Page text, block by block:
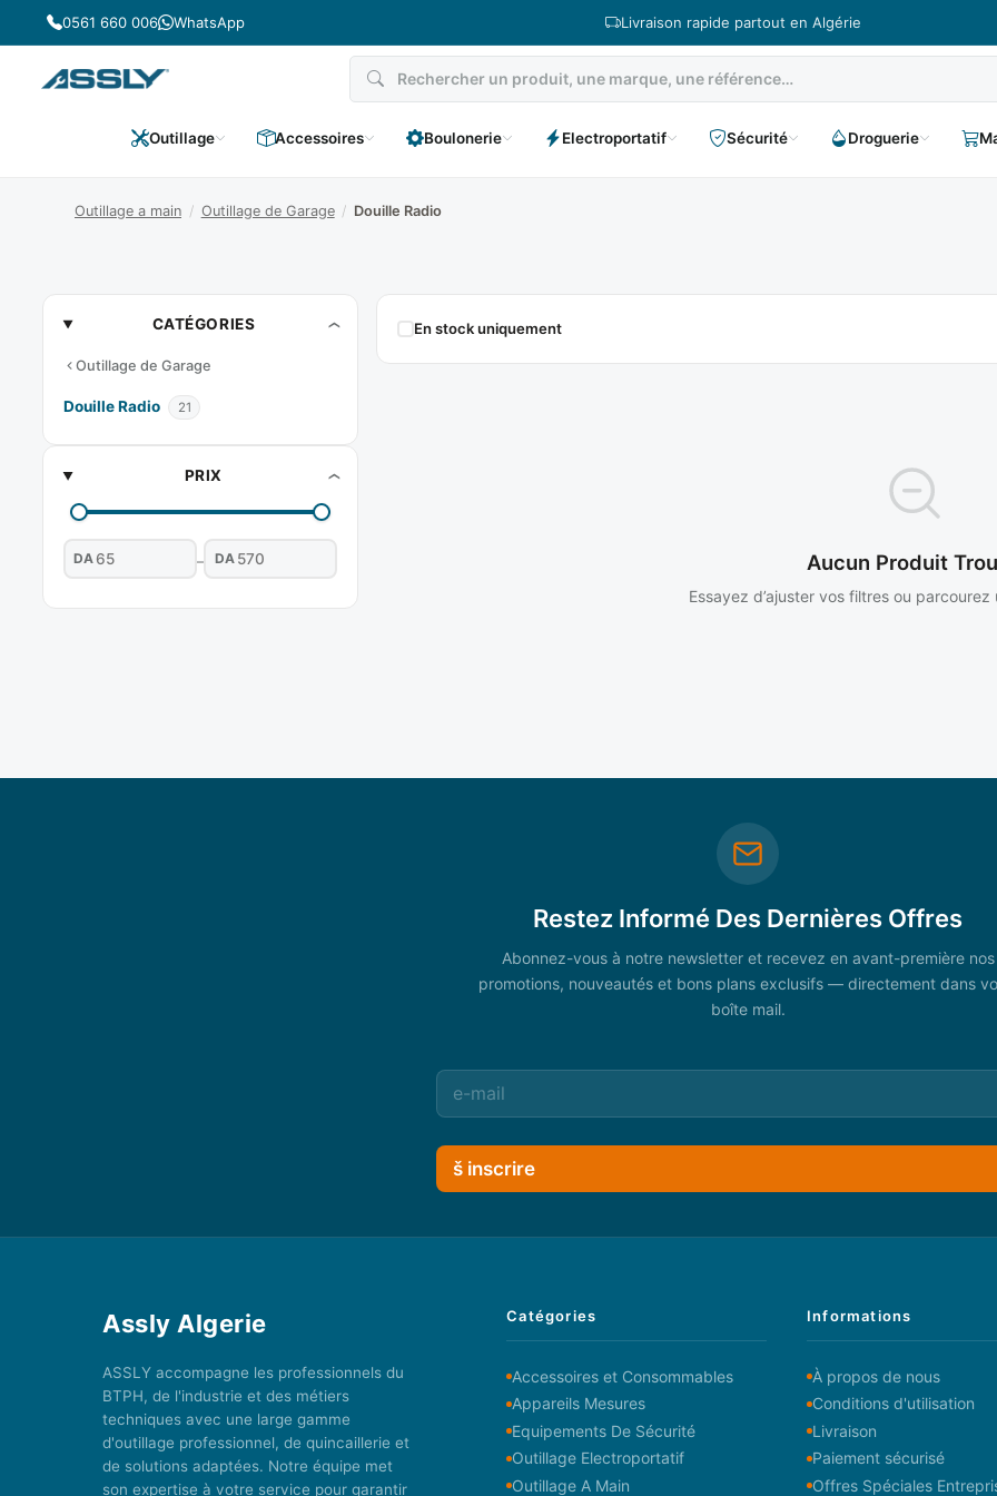
Passer
au
contenu
0561 660 006 WhatsApp Livraison rapide partout en Algérie
Outillage Accessoires Boulonerie Electroportatif Sécurité Droguerie
Outillage a main / Outillage de Garage / Douille Radio
Douille
Radio
CATÉGORIES
Outillage de Garage
Douille Radio 21
PRIX
DA – DA
En stock uniquement
Aucun Produit
Essayez d’ajuster vos filtres ou
Restez Informé Des Dernières Offres
Abonnez-vous à notre newsletter et recevez en avant-première nos
promotions, nouveautés et bons plans exclusifs — directement dans
boîte mail.
š inscrire
Assly Algerie
ASSLY accompagne les professionnels du
BTPH, de l'industrie et des métiers
techniques avec une large gamme
d'outillage professionnel, de quincaillerie et
de solutions adaptées. Notre équipe met
son expertise à votre service pour garantir
Catégories
Accessoires et Consommables
Appareils Mesures
Equipements De Sécurité
Outillage Electroportatif
Outillage A Main
Informations
À propos de nous
Conditions d'utilisation
Livraison
Paiement sécurisé
Offres Spéciales